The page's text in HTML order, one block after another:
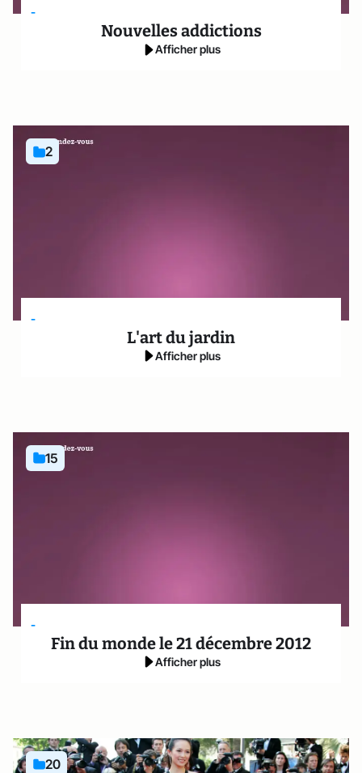
-
Nouvelles addictions
Afficher plus
2
-
L'art du jardin
Afficher plus
15
-
Fin du monde le 21 décembre 2012
Afficher plus
20